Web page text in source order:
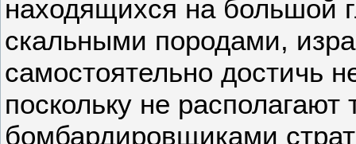
находящихся на большой
скальными породами,
самостоятельно достичь
поскольку не
бомбардировщиками